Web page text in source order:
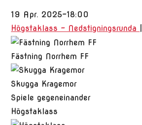
19 Apr. 2025-18:00
Högstaklass - Nedstigningsrunda
Fästning Norrhem FF
Skugga Kragemor
Spiele gegeneinander
Högstaklass